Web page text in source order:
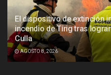
El dispositivo de extinción
incendio de Tírig tras
Culla
AGOSTO 8, 2026